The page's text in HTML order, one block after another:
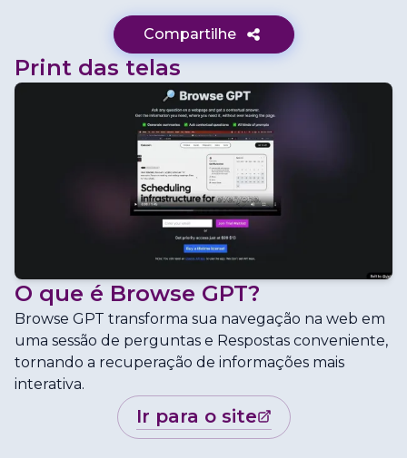
Compartilhe
Print das telas
O que é Browse GPT?
Browse GPT transforma sua navegação na web em
uma sessão de perguntas e Respostas conveniente,
tornando a recuperação de informações mais
interativa.
ir para o site